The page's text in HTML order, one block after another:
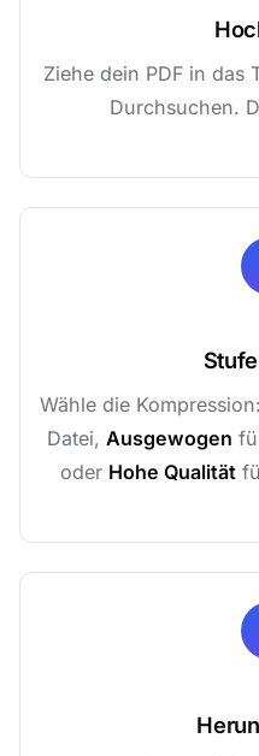
Ziehe dein PDF in das
Durchsuchen.
Wähle die Kompression:
Datei, Ausgewogen
oder Hohe Qualität